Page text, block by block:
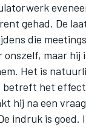
gehad. De
die
onszelf, maar hij
Het is
betreft het effect
hij na een
indruk is